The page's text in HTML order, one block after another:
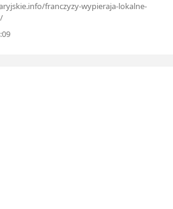
franczyzy-wypieraja-lokalne-